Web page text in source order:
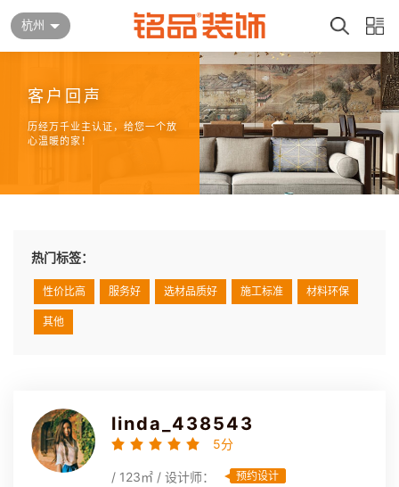
杭州
客户回声
历经万千业主认证，给您一个放
心温暖的家！
热门标签：
性价比高 服务好 选材品质好 施工标准 材料环保
其他
linda_438543
5分
/ 123㎡ / 设计师： 预约设计